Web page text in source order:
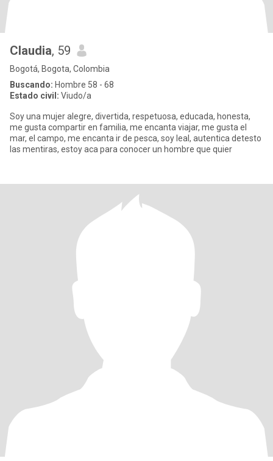
Claudia, 59
Bogotá, Bogota, Colombia
Buscando: Hombre 58 - 68
Estado civil: Viudo/a
Soy una mujer alegre, divertida, respetuosa, educada, honesta,
me gusta compartir en familia, me encanta viajar, me gusta el
mar, el campo, me encanta ir de pesca, soy leal, autentica detesto
las mentiras, estoy aca para conocer un hombre que quier